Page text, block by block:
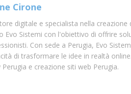
Cirone
digitale e specialista nella
Evo Sistemi con l'obiettivo di offrire
Con sede a Perugia, Evo
di trasformare le idee in realtà
Perugia e creazione siti web Perugia.